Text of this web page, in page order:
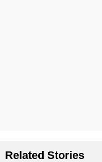
Related Stories